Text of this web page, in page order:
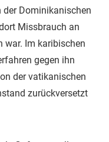
Dominikanischen
Missbrauch an
war. Im karibischen
gegen ihn
der vatikanischen
zurückversetzt